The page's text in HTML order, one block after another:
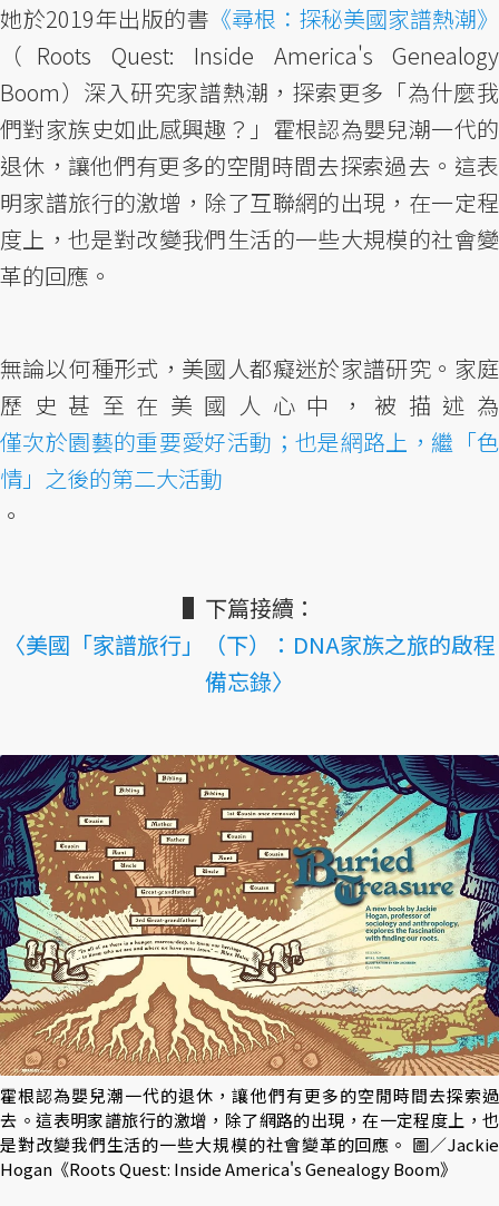
她於2019年出版的書 《尋根：探秘美國家譜熱潮》
（Roots Quest: Inside America's Genealogy
Boom）深入研究家譜熱潮，探索更多「為什麼我
們對家族史如此感興趣？」霍根認為嬰兒潮一代的
退休，讓他們有更多的空閒時間去探索過去 。這表
明家譜旅行的激增，除了互聯網的出現，在一定程
度上，也是對改變我們生活的一些大規模的社會變
革的回應。
無論以何種形式，美國人都癡迷於家譜研究。家庭
歷史甚至在美國人心中，被描述為
僅次於園藝的重要愛好活動；也是網路上，繼「色
情」之後的第二大活動
。
▌下篇接續：
〈美國「家譜旅行」（下）：DNA家族之旅的啟程
備忘錄〉
霍根認為嬰兒潮一代的退休，讓他們有更多的空閒時間去探索過
去 。這表明家譜旅行的激增，除了網路的出現，在一定程度上，也
是對改變我們生活的一些大規模的社會變革的回應。 圖／Jackie
Hogan《Roots Quest: Inside America's Genealogy Boom》